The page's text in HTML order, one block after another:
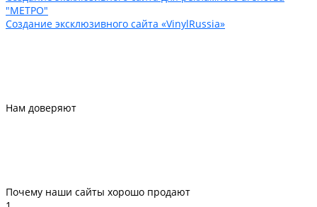
"МЕТРО"
Создание эксклюзивного сайта «VinylRussia»
Нам доверяют
Почему наши сайты хорошо продают